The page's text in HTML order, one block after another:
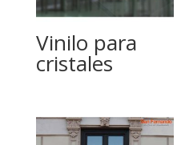
Vinilo para
cristales